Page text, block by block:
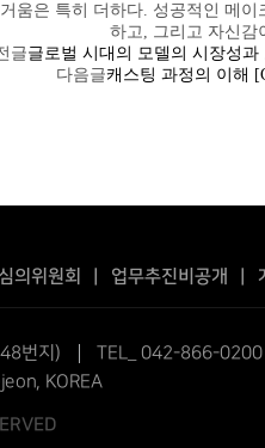
움은 특히 더하다. 성공적인 메
하고, 그리고 자신감
글글로벌 시대의 모델의 시장성과
다음글캐스팅 과정의 이해
의위원회 업무추진비공개
번지)
TEL_ 042-866-0200
KOREA